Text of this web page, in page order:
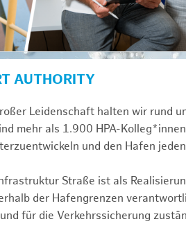
AUTHORITY
Leidenschaft halten wir rund
mehr als 1.900 HPA-
und den Hafen
Straße ist als
der Hafengrenzen
für die Verkehrssicherung